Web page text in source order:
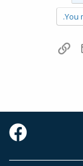
You
דואר אלקטרוני